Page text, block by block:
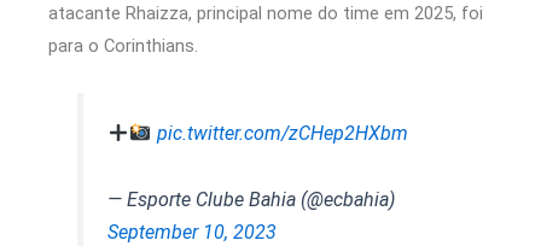
atacante Rhaizza, principal nome do time em 2025, foi
para o Corinthians.
pic.twitter.com/zCHep2HXbm
— Esporte Clube Bahia (@ecbahia)
September 10, 2023